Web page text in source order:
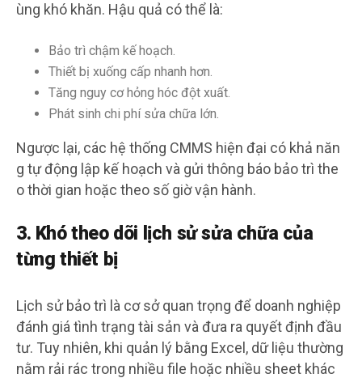
ùng khó khăn. Hậu quả có thể là:
Bảo trì chậm kế hoạch.
Thiết bị xuống cấp nhanh hơn.
Tăng nguy cơ hỏng hóc đột xuất.
Phát sinh chi phí sửa chữa lớn.
Ngược lại, các hệ thống CMMS hiện đại có khả năn
g tự động lập kế hoạch và gửi thông báo bảo trì the
o thời gian hoặc theo số giờ vận hành.
3. Khó theo dõi lịch sử sửa chữa của
từng thiết bị
Lịch sử bảo trì là cơ sở quan trọng để doanh nghiệp
đánh giá tình trạng tài sản và đưa ra quyết định đầu
tư. Tuy nhiên, khi quản lý bằng Excel, dữ liệu thường
nằm rải rác trong nhiều file hoặc nhiều sheet khác